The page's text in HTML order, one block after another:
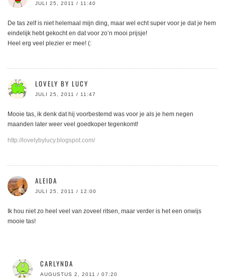
JULI 25, 2011 / 11:40
De tas zelf is niet helemaal mijn ding, maar wel echt super voor je dat je hem
eindelijk hebt gekocht en dat voor zo’n mooi prijsje!
Heel erg veel plezier er mee! (:
LOVELY BY LUCY
JULI 25, 2011 / 11:47
Mooie tas, ik denk dat hij voorbestemd was voor je als je hem negen
maanden later weer veel goedkoper tegenkomt!
http://lovelybylucy.blogspot.com/
ALEIDA
JULI 25, 2011 / 12:00
Ik hou niet zo heel veel van zoveel ritsen, maar verder is het een onwijs
mooie tas!
CARLYNDA
AUGUSTUS 2, 2011 / 07:20